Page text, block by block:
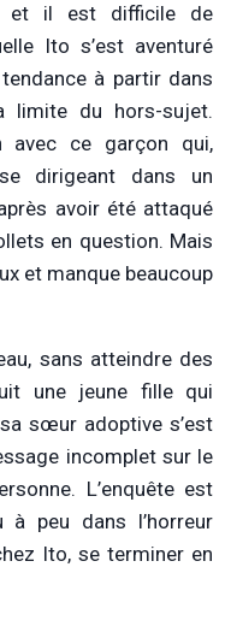
et il est difficile de
Ito s’est aventuré
à partir dans
limite du hors-sujet.
avec ce garçon qui,
dirigeant dans un
avoir été attaqué
en question. Mais
et manque beaucoup
sans atteindre des
une jeune fille qui
sœur adoptive s’est
incomplet sur le
L’enquête est
à peu dans l’horreur
Ito, se terminer en